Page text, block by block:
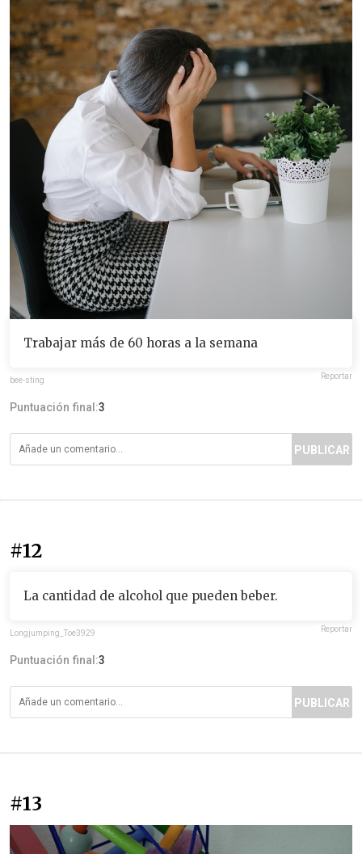
Trabajar más de 60 horas a la semana
bee-sting Reportar
Puntuación final:3
PUBLICAR
#12
La cantidad de alcohol que pueden beber.
Longjumping_Toe3929 Reportar
Puntuación final:3
PUBLICAR
#13